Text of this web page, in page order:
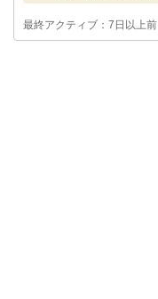
最終アクティブ：7日以上前